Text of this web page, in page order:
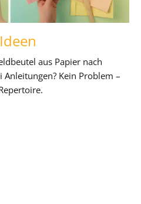
aus Papier nach
Kein Problem –